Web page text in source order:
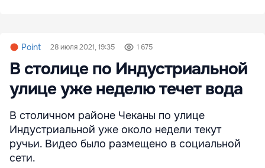
Point 28 июля 2021, 19:35 1 675
В столице по Индустриальной
улице уже неделю течет вода
В столичном районе Чеканы по улице
Индустриальной уже около недели текут
ручьи. Видео было размещено в социальной
сети.